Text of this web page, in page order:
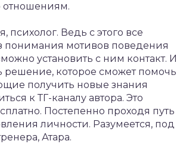
отношениям.
психолог. Ведь с этого все
понимания мотивов поведения
установить с ним контакт. И
решение, которое сможет помочь
получить новые знания
к ТГ-каналу автора. Это
Постепенно проходя путь
личности. Разумеется, под
Атара.